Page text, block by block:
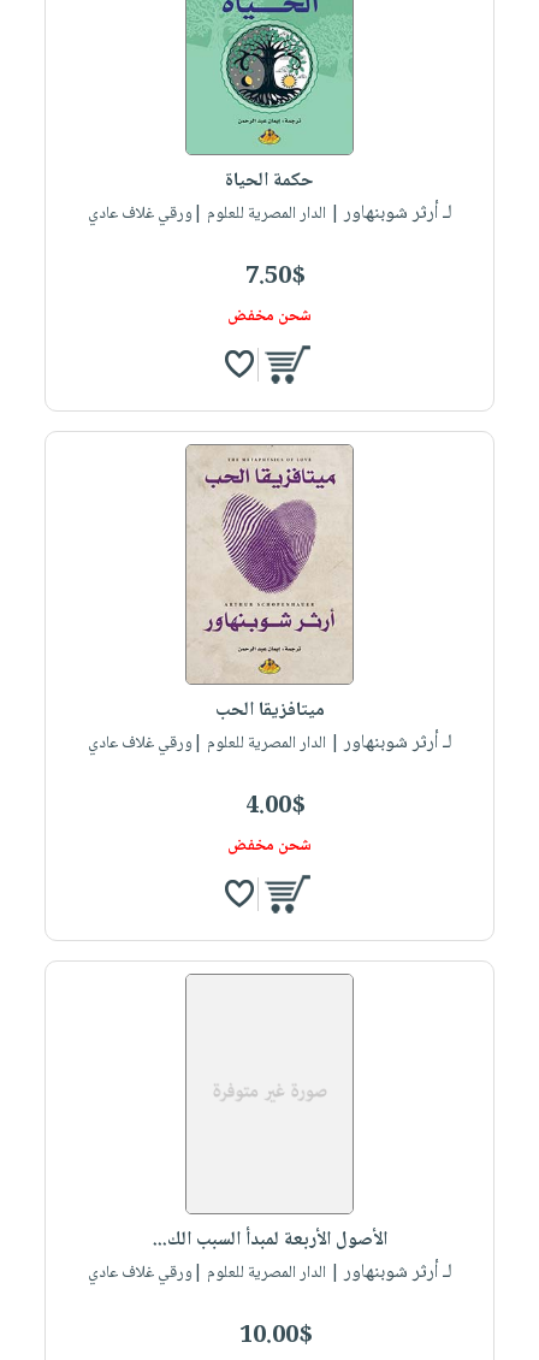
حكمة الحياة
لـ أرثر شوبنهاور| الدار المصرية للعلوم |ورقي غلاف عادي
7.50$
شحن مخفض
ميتافزيقا الحب
لـ أرثر شوبنهاور| الدار المصرية للعلوم |ورقي غلاف عادي
4.00$
شحن مخفض
الأصول الأربعة لمبدأ السبب الك...
لـ أرثر شوبنهاور| الدار المصرية للعلوم |ورقي غلاف عادي
10.00$